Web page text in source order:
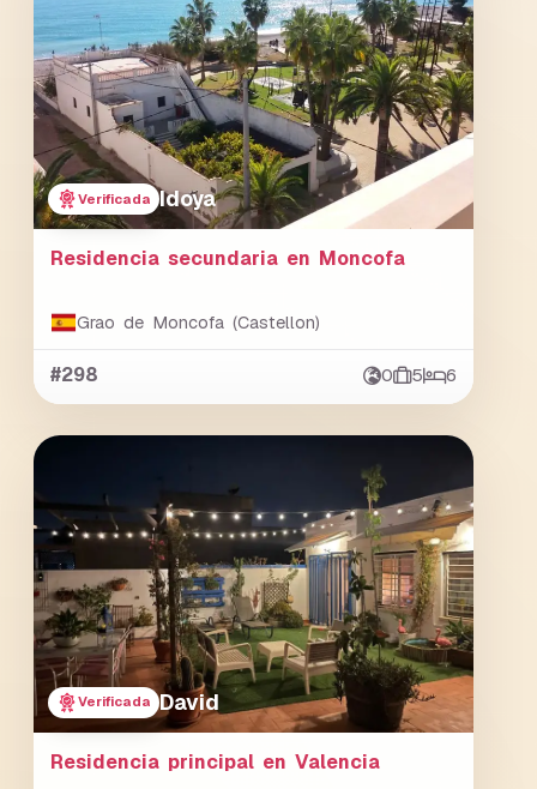
Verificada Idoya
Residencia secundaria en Moncofa
Grao de Moncofa (Castellon)
#298 0 5 6
Verificada David
Residencia principal en Valencia